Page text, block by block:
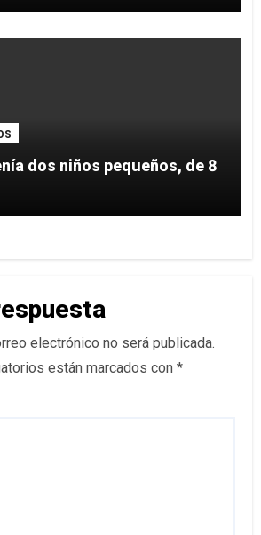
dos niños pequeños, de 8
electrónico no será publicada.
están marcados con *